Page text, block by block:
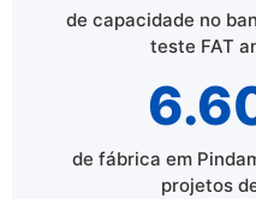
de capacidade no
teste FAT
de fábrica em
projetos